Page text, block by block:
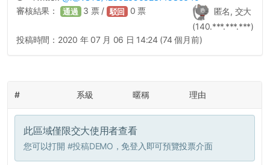
匿名, 交大
(140.***.***.***)
審核結果： 通過 3 票 / 駁回 0 票
投稿時間： 2020 年 07 月 06 日 14:24 (74 個月前)
# 系級 暱稱 理由
此區域僅限交大使用者查看
您可以打開 #投稿DEMO ，免登入即可預覽投票介面